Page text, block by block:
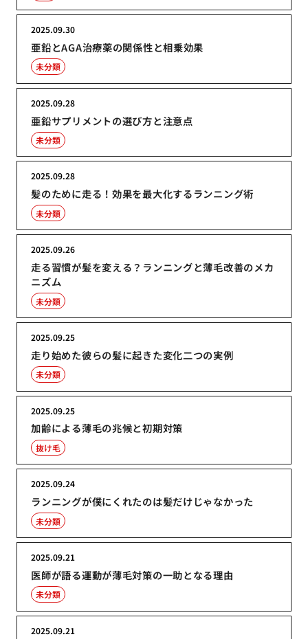
亜鉛とAGA治療薬の関係性と相乗効果
2025.09.30
未分類
亜鉛サプリメントの選び方と注意点
2025.09.28
未分類
髪のために走る！効果を最大化するランニング術
2025.09.28
未分類
走る習慣が髪を変える？ランニングと薄毛改善のメカ
ニズム
2025.09.26
未分類
走り始めた彼らの髪に起きた変化二つの実例
2025.09.25
未分類
加齢による薄毛の兆候と初期対策
2025.09.25
抜け毛
ランニングが僕にくれたのは髪だけじゃなかった
2025.09.24
未分類
医師が語る運動が薄毛対策の一助となる理由
2025.09.21
未分類
2025.09.21